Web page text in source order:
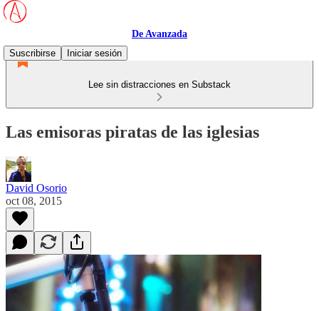
De Avanzada
Suscribirse
Iniciar sesión
Lee sin distracciones en Substack
Las emisoras piratas de las iglesias
David Osorio
oct 08, 2015